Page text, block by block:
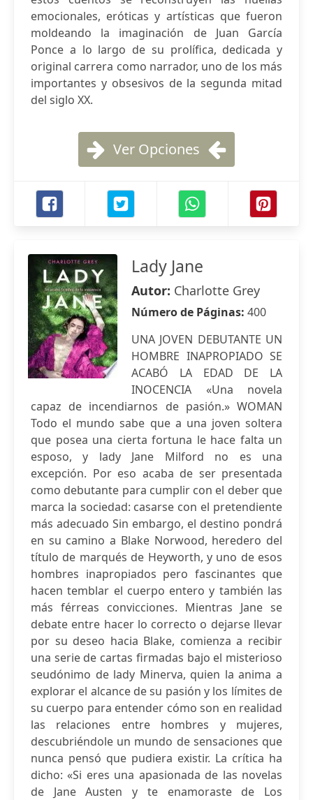
emocionales, eróticas y artísticas que fueron
moldeando la imaginación de Juan García
Ponce a lo largo de su prolífica, dedicada y
original carrera como narrador, uno de los más
importantes y obsesivos de la segunda mitad
del siglo XX.
Ver Opciones
Lady Jane
Autor: Charlotte Grey
Número de Páginas: 400
UNA JOVEN DEBUTANTE UN
HOMBRE INAPROPIADO SE
ACABÓ LA EDAD DE LA
INOCENCIA «Una novela
capaz de incendiarnos de pasión.» WOMAN
Todo el mundo sabe que a una joven soltera
que posea una cierta fortuna le hace falta un
esposo, y lady Jane Milford no es una
excepción. Por eso acaba de ser presentada
como debutante para cumplir con el deber que
marca la sociedad: casarse con el pretendiente
más adecuado Sin embargo, el destino pondrá
en su camino a Blake Norwood, heredero del
título de marqués de Heyworth, y uno de esos
hombres inapropiados pero fascinantes que
hacen temblar el cuerpo entero y también las
más férreas convicciones. Mientras Jane se
debate entre hacer lo correcto o dejarse llevar
por su deseo hacia Blake, comienza a recibir
una serie de cartas firmadas bajo el misterioso
seudónimo de lady Minerva, quien la anima a
explorar el alcance de su pasión y los límites de
su cuerpo para entender cómo son en realidad
las relaciones entre hombres y mujeres,
descubriéndole un mundo de sensaciones que
nunca pensó que pudiera existir. La crítica ha
dicho: «Si eres una apasionada de las novelas
de Jane Austen y te enamoraste de Los